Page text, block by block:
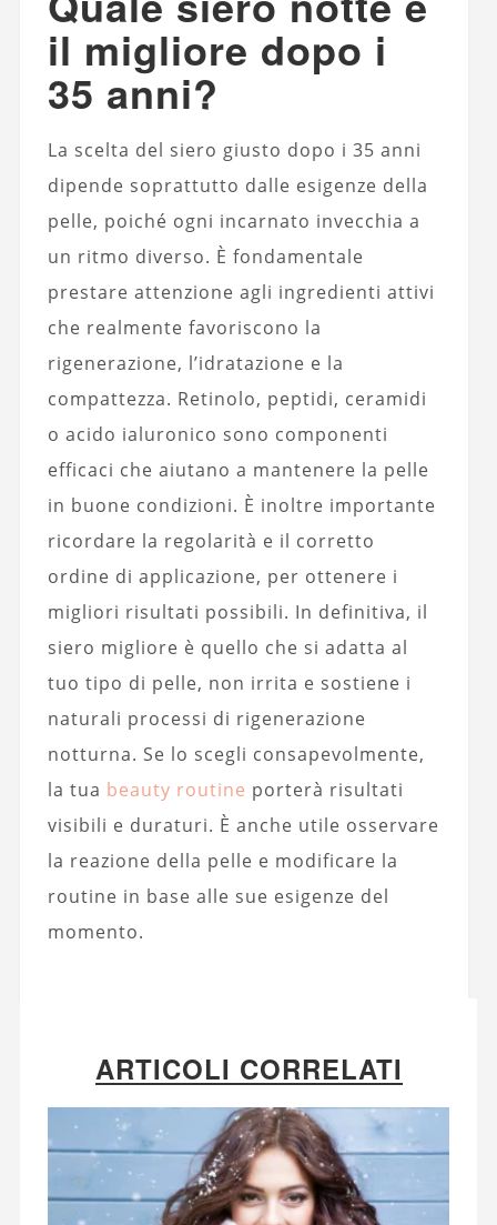
il migliore dopo i
35 anni?
La scelta del siero giusto dopo i 35 anni
dipende soprattutto dalle esigenze della
pelle, poiché ogni incarnato invecchia a
un ritmo diverso. È fondamentale
prestare attenzione agli ingredienti attivi
che realmente favoriscono la
rigenerazione, l’idratazione e la
compattezza. Retinolo, peptidi, ceramidi
o acido ialuronico sono componenti
efficaci che aiutano a mantenere la pelle
in buone condizioni. È inoltre importante
ricordare la regolarità e il corretto
ordine di applicazione, per ottenere i
migliori risultati possibili. In definitiva, il
siero migliore è quello che si adatta al
tuo tipo di pelle, non irrita e sostiene i
naturali processi di rigenerazione
notturna. Se lo scegli consapevolmente,
la tua beauty routine porterà risultati
visibili e duraturi. È anche utile osservare
la reazione della pelle e modificare la
routine in base alle sue esigenze del
momento.
ARTICOLI CORRELATI